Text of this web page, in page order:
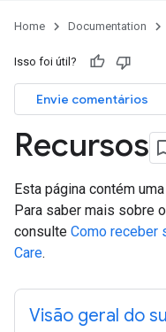
Home Documentation
Isso foi útil?
Envie comentários
Recursos
Esta página contém
Para saber mais sobre
consulte Como receber
Care.
Visão geral do